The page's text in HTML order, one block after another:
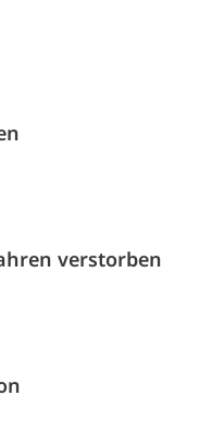
verstorben